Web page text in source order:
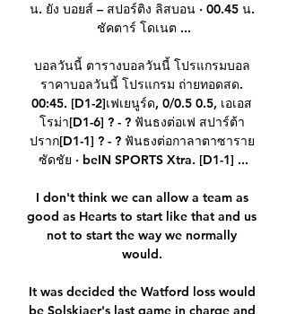
น. ยัง บอยส์ – สปอร์ติง ลิสบอน · 00.45 น.
ชัคตาร์ โดเนต ...
บอลวันนี้ ตารางบอลวันนี้ โปรแกรมบอล
ราคาบอลวันนี้ โปรแกรม ถ่ายทอดสด.
00:45. [D1-2]เฟเยนูร์ด, 0/0.5 0.5, เอเอส
โรม่า[D1-6] ? - ? ฟันธงต่อเฟ สปาร์ต้า
ปราก[D1-1] ? - ? ฟันธงต่อกาลาตาซาราย
ซัดชัย · beIN SPORTS Xtra. [D1-1] ...
I don't think we can allow a team as
good as Hearts to start like that and us
not to start the way we normally
would.
It was decided the Watford loss would